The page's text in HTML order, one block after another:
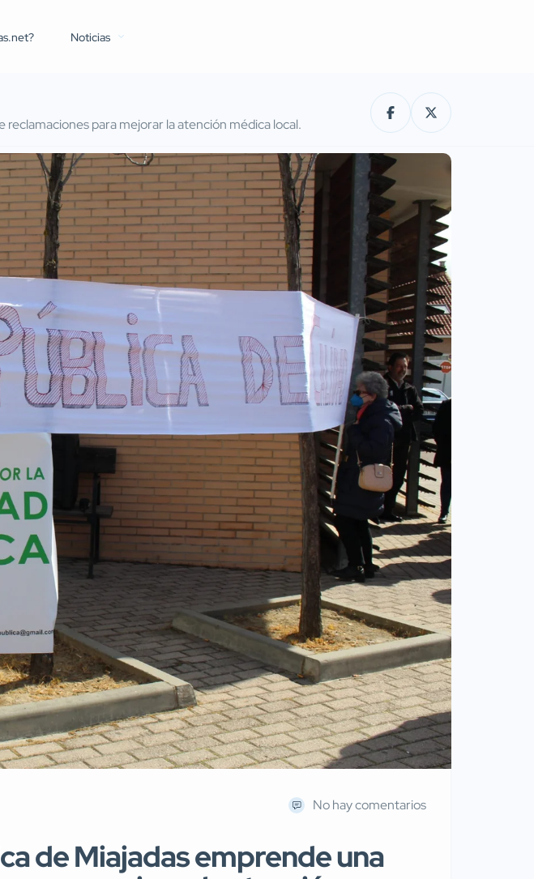
Noticias
para mejorar la atención médica local.
No hay comentarios
de Miajadas emprende una